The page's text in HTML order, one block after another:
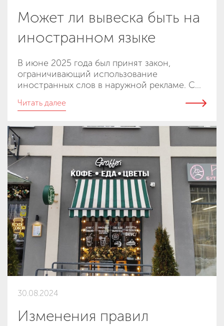
Может ли вывеска быть на
иностранном языке
В июне 2025 года был принят закон,
ограничивающий использование
иностранных слов в наружной рекламе. С...
Читать далее
30.08.2024
Изменения правил